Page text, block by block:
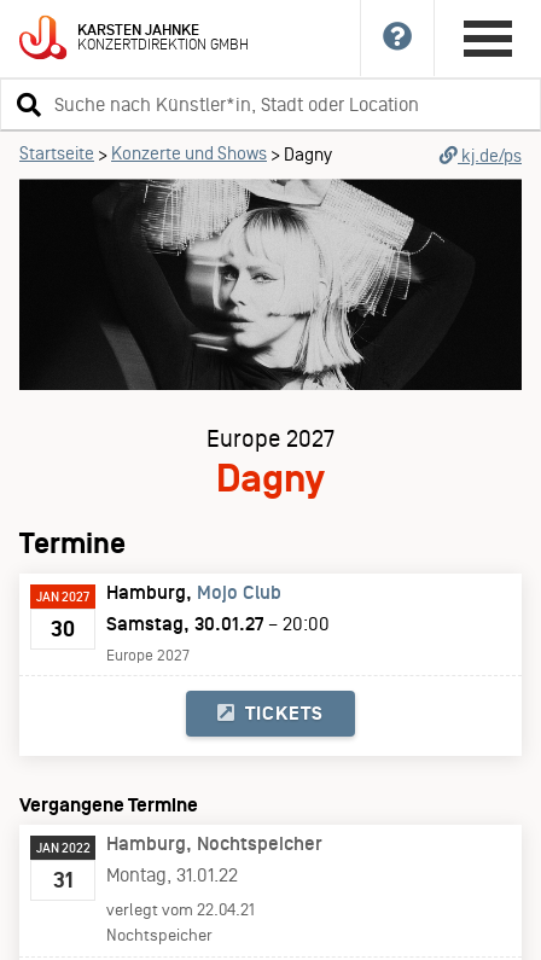
KARSTENJAHNKE
KONZERTDIREKTIONGMBH
Suchbegriff
eingeben
Startseite > Konzerte und Shows > Dagny kj.de/ps
Europe 2027
Dagny
Termine
JAN 2027
30
Hamburg
Mojo Club
Samstag, 30.01.27 – 20:00
Europe 2027
TICKETS
Vergangene Termine
JAN 2022
31
Hamburg
Nochtspeicher
Montag, 31.01.22
verlegt vom 22.04.21
Nochtspeicher